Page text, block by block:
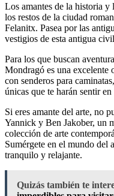
Los amantes de la historia
los restos de la ciudad
Felanitx. Pasea por las
vestigios de esta antigua
Para los que buscan
Mondragó es una excelente
con senderos para
únicas que te harán sentir
Si eres amante del arte, no
Yannick y Ben Jakober, un
colección de arte
Sumérgete en el mundo del
tranquilo y relajante.
Quizás también te